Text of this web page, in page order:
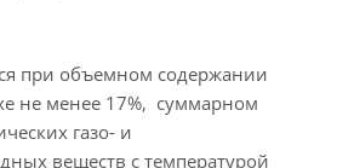
при объемном содержании
не менее 17%, суммарном
газо- и
веществ с температурой